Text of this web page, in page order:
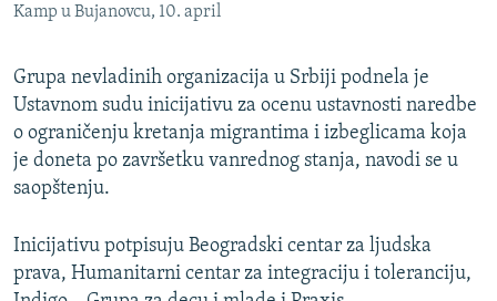
POPLAVE I KLIZIŠTA U BIH 2024.
TV LIBERTY
POST SCRIPTUM
MOJA EVROPA
TRI DECENIJE OD RATA U BIH
NASTANAK I RASPAD JUGOSLAVIJE
Sve RFE/RL stranice
Kamp u Bujanovcu, 10. april
Grupa nevladinih organizacija u Srbiji podnela je
Ustavnom sudu inicijativu za ocenu ustavnosti naredbe
o ograničenju kretanja migrantima i izbeglicama koja
je doneta po završetku vanrednog stanja, navodi se u
saopštenju.
Inicijativu potpisuju Beogradski centar za ljudska
prava, Humanitarni centar za integraciju i toleranciju,